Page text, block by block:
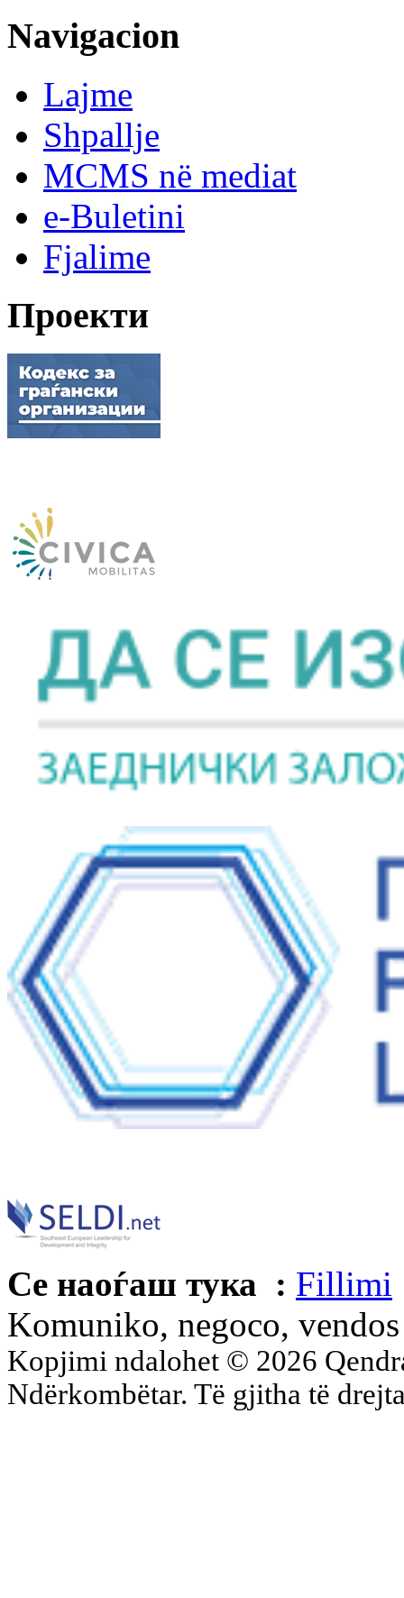
Navigacion
Lajme
Shpallje
MCMS në mediat
e-Buletini
Fjalime
Проекти
Се наоѓаш тука : Fillimi
Komuniko, negoco,
Kopjimi ndalohet © 2026
Ndërkombëtar. Të gjitha të